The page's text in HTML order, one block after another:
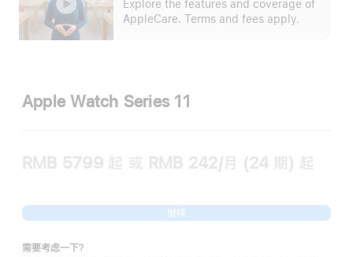
Explore the features and coverage of
AppleCare. Terms and fees apply.
Apple Watch Series 11
RMB 5799起 或 RMB 242/月 (24 期) 起
继续
需要考虑一下？